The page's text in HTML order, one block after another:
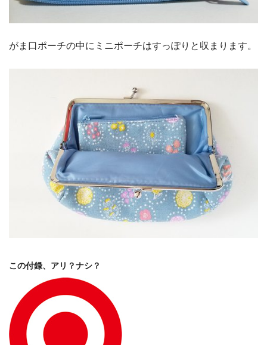
がま口ポーチの中にミニポーチはすっぽりと収まります。
この付録、アリ？ナシ？